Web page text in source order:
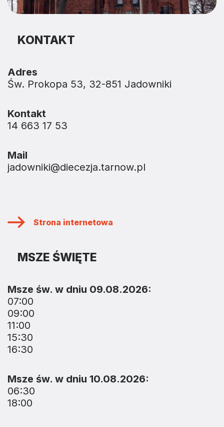
KONTAKT
Adres
Św. Prokopa 53, 32-851 Jadowniki
Kontakt
14 663 17 53
Mail
jadowniki@diecezja.tarnow.pl
Strona internetowa
MSZE ŚWIĘTE
Msze św. w dniu 09.08.2026:
07:00
09:00
11:00
15:30
16:30
Msze św. w dniu 10.08.2026:
06:30
18:00